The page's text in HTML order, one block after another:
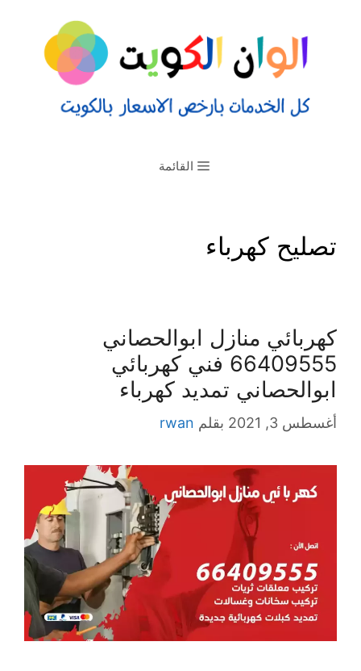
القائمة
تصليح كهرباء
كهربائي منازل ابوالحصاني
66409555 فني كهربائي
ابوالحصاني تمديد كهرباء
أغسطس 3, 2021 بقلم rwan